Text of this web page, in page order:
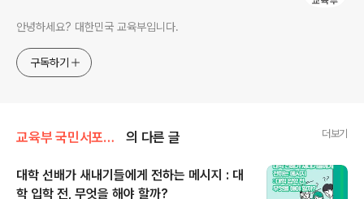
안녕하세요? 대한민국 교육부입니다.
구독하기
교육부 국민서포터즈 의 다른 글 더보기
대학 선배가 새내기들에게 전하는 메시지 : 대
학 입학 전, 무엇을 해야 할까?